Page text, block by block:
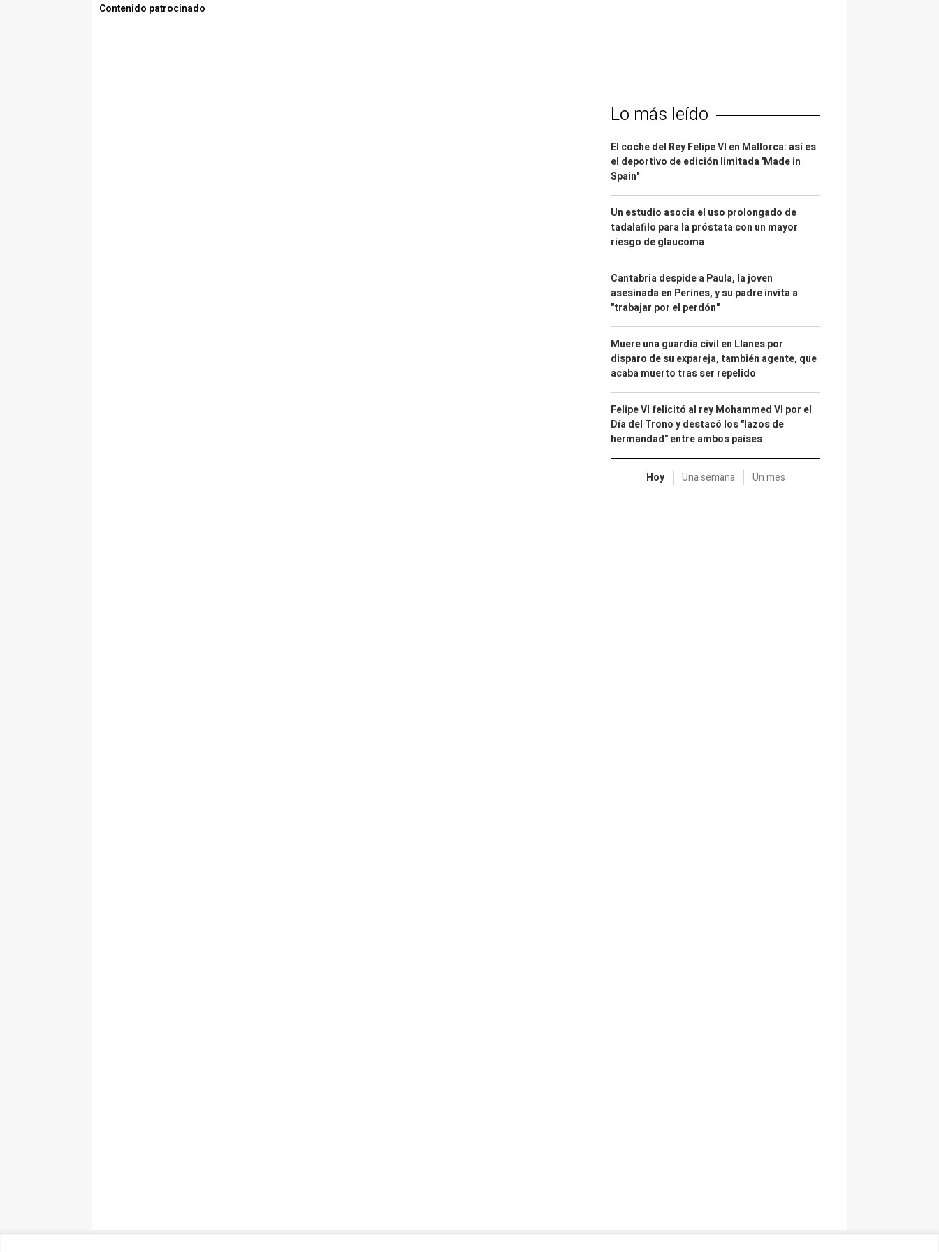
Contenido patrocinado
Lo más leído
El coche del Rey Felipe VI en Mallorca: así es
el deportivo de edición limitada 'Made in
Spain'
Un estudio asocia el uso prolongado de
tadalafilo para la próstata con un mayor
riesgo de glaucoma
Cantabria despide a Paula, la joven
asesinada en Perines, y su padre invita a
"trabajar por el perdón"
Muere una guardia civil en Llanes por
disparo de su expareja, también agente, que
acaba muerto tras ser repelido
Felipe VI felicitó al rey Mohammed VI por el
Día del Trono y destacó los "lazos de
hermandad" entre ambos países
Hoy Una semana Un mes